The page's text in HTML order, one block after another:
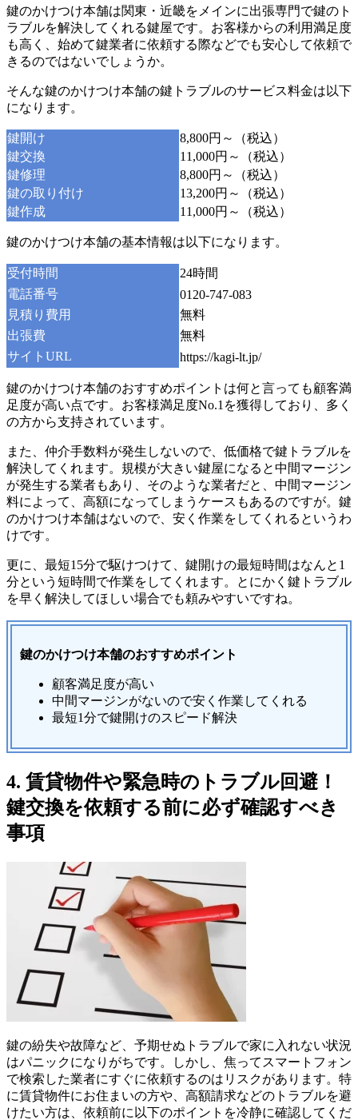
鍵のかけつけ本舗は関東・近畿をメインに出張専門で鍵のト
ラブルを解決してくれる鍵屋です。お客様からの利用満足度
も高く、始めて鍵業者に依頼する際などでも安心して依頼で
きるのではないでしょうか。
そんな鍵のかけつけ本舗の鍵トラブルのサービス料金は以下
になります。
鍵開け
8,800円～（税込）
鍵交換
11,000円～（税込）
鍵修理
8,800円～（税込）
鍵の取り付け
13,200円～（税込）
鍵作成
11,000円～（税込）
鍵のかけつけ本舗の基本情報は以下になります。
受付時間
24時間
電話番号
0120-747-083
見積り費用
無料
出張費
無料
サイトURL
https://kagi-lt.jp/
鍵のかけつけ本舗のおすすめポイントは何と言っても顧客満
足度が高い点です。お客様満足度No.1を獲得しており、多く
の方から支持されています。
また、仲介手数料が発生しないので、低価格で鍵トラブルを
解決してくれます。規模が大きい鍵屋になると中間マージン
が発生する業者もあり、そのような業者だと、中間マージン
料によって、高額になってしまうケースもあるのですが。鍵
のかけつけ本舗はないので、安く作業をしてくれるというわ
けです。
更に、最短15分で駆けつけて、鍵開けの最短時間はなんと1
分という短時間で作業をしてくれます。とにかく鍵トラブル
を早く解決してほしい場合でも頼みやすいですね。
鍵のかけつけ本舗のおすすめポイント
顧客満足度が高い
中間マージンがないので安く作業してくれる
最短1分で鍵開けのスピード解決
4. 賃貸物件や緊急時のトラブル回避！
鍵交換を依頼する前に必ず確認すべき
事項
鍵の紛失や故障など、予期せぬトラブルで家に入れない状況
はパニックになりがちです。しかし、焦ってスマートフォン
で検索した業者にすぐに依頼するのはリスクがあります。特
に賃貸物件にお住まいの方や、高額請求などのトラブルを避
けたい方は、依頼前に以下のポイントを冷静に確認してくだ